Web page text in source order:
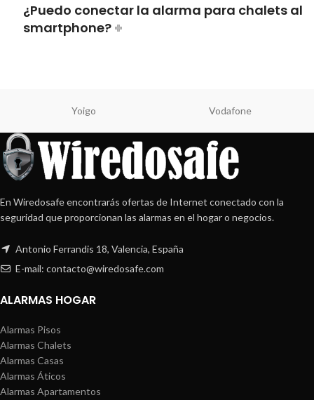
¿Puedo conectar la alarma para chalets al
smartphone?
Yoigo Vodafone
En Wiredosafe encontrarás ofertas de Internet conectado con la
seguridad que proporcionan las alarmas en el hogar o negocios.
Antonio Ferrandis 18, Valencia, España
E-mail: contacto@wiredosafe.com
ALARMAS HOGAR
Alarmas Pisos
Alarmas Chalets
Alarmas Casas
Alarmas Áticos
Alarmas Apartamentos